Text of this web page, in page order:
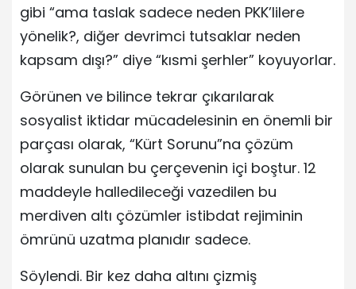
gibi “ama taslak sadece neden PKK’lilere
yönelik?, diğer devrimci tutsaklar neden
kapsam dışı?” diye “kısmi şerhler” koyuyorlar.
Görünen ve bilince tekrar çıkarılarak
sosyalist iktidar mücadelesinin en önemli bir
parçası olarak, “Kürt Sorunu”na çözüm
olarak sunulan bu çerçevenin içi boştur. 12
maddeyle halledileceği vazedilen bu
merdiven altı çözümler istibdat rejiminin
ömrünü uzatma planıdır sadece.
Söylendi. Bir kez daha altını çizmiş